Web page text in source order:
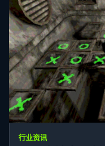
行业资讯